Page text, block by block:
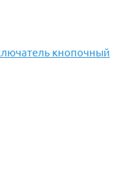
кнопочный